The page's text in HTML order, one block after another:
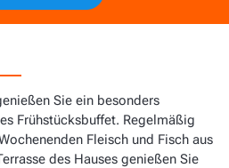
Sie ein besonders
Frühstücksbuffet. Regelmäßig
Fleisch und Fisch aus
des Hauses genießen Sie